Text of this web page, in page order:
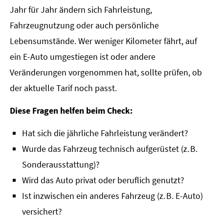
Jahr für Jahr ändern sich Fahrleistung,
Fahrzeugnutzung oder auch persönliche
Lebensumstände. Wer weniger Kilometer fährt, auf
ein E-Auto umgestiegen ist oder andere
Veränderungen vorgenommen hat, sollte prüfen, ob
der aktuelle Tarif noch passt.
Diese Fragen helfen beim Check:
Hat sich die jährliche Fahrleistung verändert?
Wurde das Fahrzeug technisch aufgerüstet (z. B.
Sonderausstattung)?
Wird das Auto privat oder beruflich genutzt?
Ist inzwischen ein anderes Fahrzeug (z. B. E-Auto)
versichert?